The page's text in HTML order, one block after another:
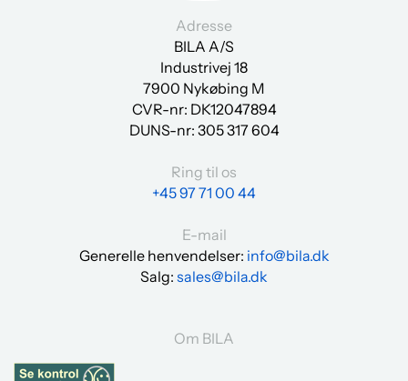
Adresse
BILA A/S
Industrivej 18
7900 Nykøbing M
CVR-nr: DK12047894
DUNS-nr: 305 317 604
Ring til os
+45 97 71 00 44
E-mail
Generelle henvendelser: info@bila.dk
Salg: sales@bila.dk
Om BILA